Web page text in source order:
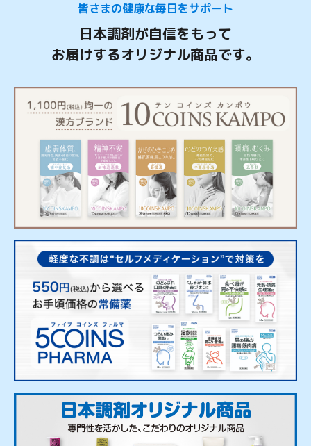
皆さまの健康な毎日をサポート
日本調剤が自信をもって
お届けするオリジナル商品です。